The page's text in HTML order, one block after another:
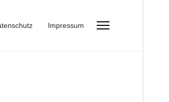
Impressum